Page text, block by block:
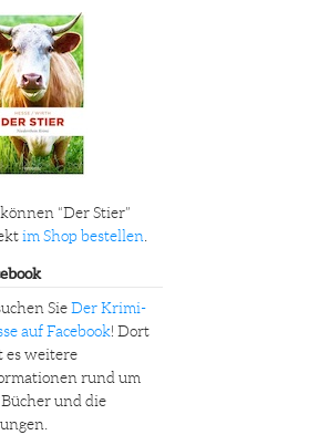
“Der Stier”
im Shop bestellen
SieDer Krimi-
auf Facebook! Dort
es weitere
rund um
und die